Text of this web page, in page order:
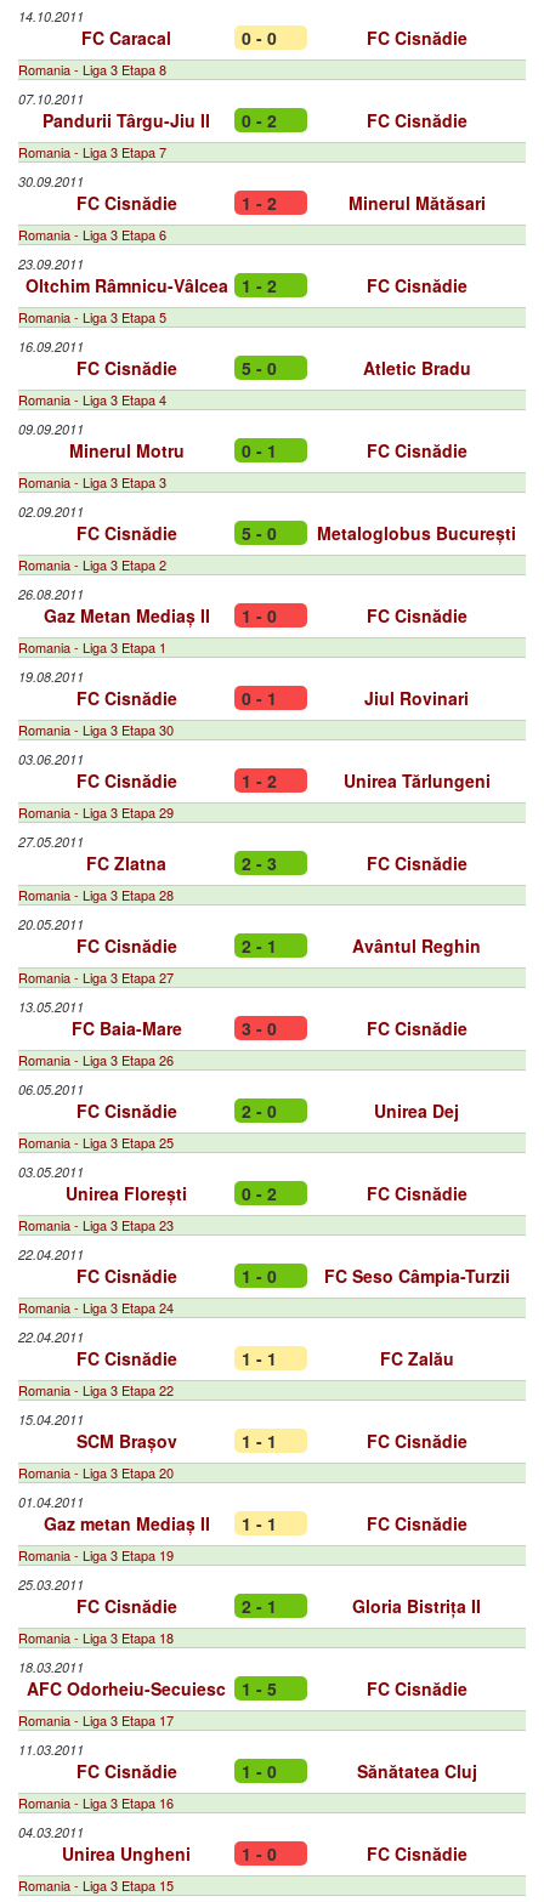
14.10.2011
FC Caracal 0 - 0 FC Cisnădie
Romania - Liga 3 Etapa 8
07.10.2011
Pandurii Târgu-Jiu II 0 - 2 FC Cisnădie
Romania - Liga 3 Etapa 7
30.09.2011
FC Cisnădie 1 - 2 Minerul Mătăsari
Romania - Liga 3 Etapa 6
23.09.2011
Oltchim Râmnicu-Vâlcea 1 - 2 FC Cisnădie
Romania - Liga 3 Etapa 5
16.09.2011
FC Cisnădie 5 - 0 Atletic Bradu
Romania - Liga 3 Etapa 4
09.09.2011
Minerul Motru 0 - 1 FC Cisnădie
Romania - Liga 3 Etapa 3
02.09.2011
FC Cisnădie 5 - 0 Metaloglobus București
Romania - Liga 3 Etapa 2
26.08.2011
Gaz Metan Mediaș II 1 - 0 FC Cisnădie
Romania - Liga 3 Etapa 1
19.08.2011
FC Cisnădie 0 - 1 Jiul Rovinari
Romania - Liga 3 Etapa 30
03.06.2011
FC Cisnădie 1 - 2 Unirea Tărlungeni
Romania - Liga 3 Etapa 29
27.05.2011
FC Zlatna 2 - 3 FC Cisnădie
Romania - Liga 3 Etapa 28
20.05.2011
FC Cisnădie 2 - 1 Avântul Reghin
Romania - Liga 3 Etapa 27
13.05.2011
FC Baia-Mare 3 - 0 FC Cisnădie
Romania - Liga 3 Etapa 26
06.05.2011
FC Cisnădie 2 - 0 Unirea Dej
Romania - Liga 3 Etapa 25
03.05.2011
Unirea Florești 0 - 2 FC Cisnădie
Romania - Liga 3 Etapa 23
22.04.2011
FC Cisnădie 1 - 0 FC Seso Câmpia-Turzii
Romania - Liga 3 Etapa 24
22.04.2011
FC Cisnădie 1 - 1 FC Zalău
Romania - Liga 3 Etapa 22
15.04.2011
SCM Brașov 1 - 1 FC Cisnădie
Romania - Liga 3 Etapa 20
01.04.2011
Gaz metan Mediaș II 1 - 1 FC Cisnădie
Romania - Liga 3 Etapa 19
25.03.2011
FC Cisnădie 2 - 1 Gloria Bistrița II
Romania - Liga 3 Etapa 18
18.03.2011
AFC Odorheiu-Secuiesc 1 - 5 FC Cisnădie
Romania - Liga 3 Etapa 17
11.03.2011
FC Cisnădie 1 - 0 Sănătatea Cluj
Romania - Liga 3 Etapa 16
04.03.2011
Unirea Ungheni 1 - 0 FC Cisnădie
Romania - Liga 3 Etapa 15